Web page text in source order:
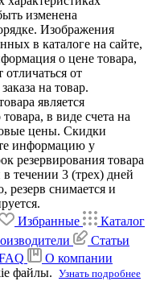
изменена
Изображения
в каталоге на сайте,
о цене товара,
отличаться от
на товар.
является
в виде счета на
цены. Скидки
информацию у
резервирования товара
течении 3 (трех) дней
резерв снимается и
Избранные
Каталог
Статьи
О компании
файлы. Узнать подробнее